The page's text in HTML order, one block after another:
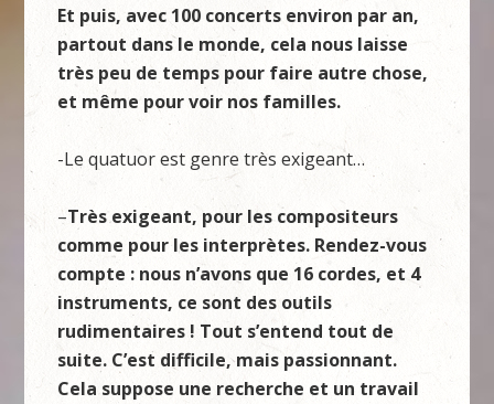
Et puis, avec 100 concerts environ par an,
partout dans le monde, cela nous laisse
très peu de temps pour faire autre chose,
et même pour voir nos familles.
-Le quatuor est genre très exigeant…
–Très exigeant, pour les compositeurs
comme pour les interprètes. Rendez-vous
compte : nous n’avons que 16 cordes, et 4
instruments, ce sont des outils
rudimentaires ! Tout s’entend tout de
suite. C’est difficile, mais passionnant.
Cela suppose une recherche et un travail